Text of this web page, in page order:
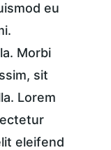
eu
Morbi
sit
Lorem
eleifend